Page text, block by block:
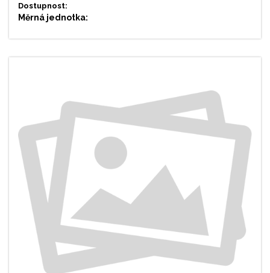
Dostupnost:
Měrná jednotka: